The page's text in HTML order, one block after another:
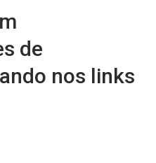
de
nos links